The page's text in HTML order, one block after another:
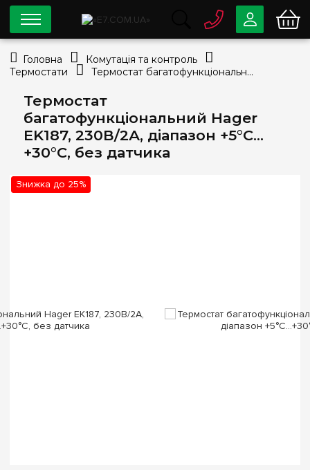
Термостат
багатофункціональний Hager
EK187, 230В/2А, діапазон +5°C…
+30°C, без датчика
Знижка до 25%
0 80033-63-07
info@e7.com.ua
Viber Telegram
Головна
Комутація та контроль
Термостати
Термостат багатофункціональний Hager EK187, 230В/2А, діапазон +5°C…+30°C, без датчика